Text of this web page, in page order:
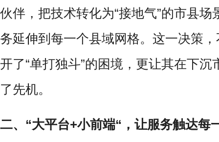
伙伴，把技术转化为“接地气”的市县场
务延伸到每一个县域网格。这一决策
开了“单打独斗”的困境，更让其在下沉
了先机。
二、“大平台+小前端“，让服务触达每